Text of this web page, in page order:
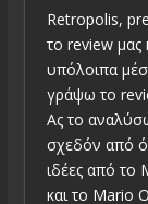
Retropolis,
το review
υπόλοιπα
γράψω το
Ας το
σχεδόν από
ιδέες από το
και το Mario